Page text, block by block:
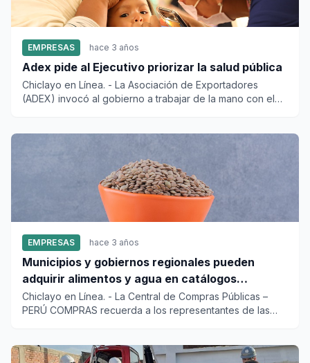
EMPRESAS hace 3 años
Adex pide al Ejecutivo priorizar la salud pública
Chiclayo en Línea. - La Asociación de Exportadores
(ADEX) invocó al gobierno a trabajar de la mano con el
EMPRESAS hace 3 años
Municipios y gobiernos regionales pueden
adquirir alimentos y agua en catálogos
electrónicos para atender emergencias
Chiclayo en Línea. - La Central de Compras Públicas –
PERÚ COMPRAS recuerda a los representantes de las